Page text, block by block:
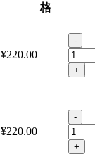
格
¥220.00
-
+
¥220.00
-
+